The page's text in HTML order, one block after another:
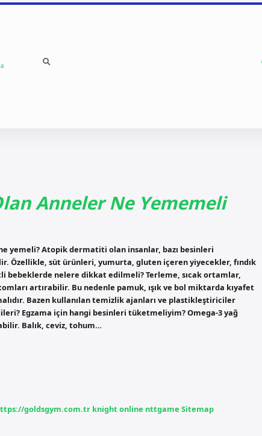
Anneler Ne Yememeli
yemeli? Atopik dermatiti olan insanlar, bazı besinleri
Özellikle, süt ürünleri, yumurta, gluten içeren yiyecekler, fındık
bebeklerde nelere dikkat edilmeli? Terleme, sıcak ortamlar,
artırabilir. Bu nedenle pamuk, ışık ve bol miktarda kıyafet
Bazen kullanılan temizlik ajanları ve plastikleştiriciler
Egzama için hangi besinleri tüketmeliyim? Omega-3 yağ
Balık, ceviz, tohum…
goldsgym.com.tr knight online nttgame Sitemap